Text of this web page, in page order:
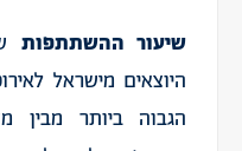
שיעור ההשתתפות
היוצאים מישראל